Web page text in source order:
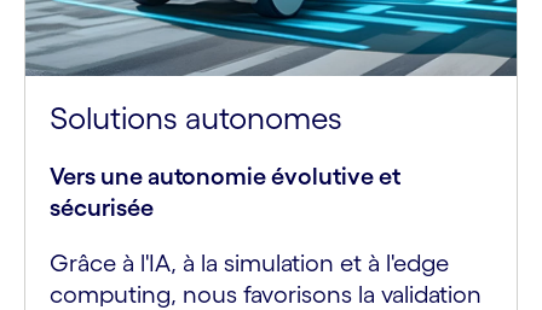
Solutions autonomes
Vers une autonomie évolutive et
sécurisée
Grâce à l'IA, à la simulation et à l'edge
computing, nous favorisons la validation